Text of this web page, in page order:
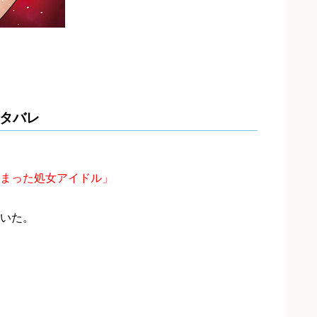
バレ
った処女アイドル」
た。